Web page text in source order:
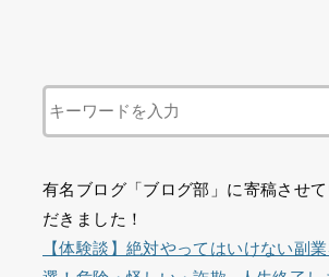
有名ブログ「ブログ部」に寄稿させて
だきました！
【体験談】絶対やってはいけない副